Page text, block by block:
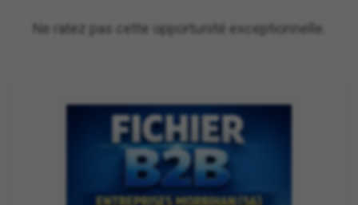
Ne ratez pas cette opportunité exceptionnelle.